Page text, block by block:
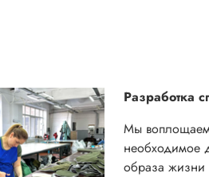
Разработка
Мы
необходимое
образа жизни